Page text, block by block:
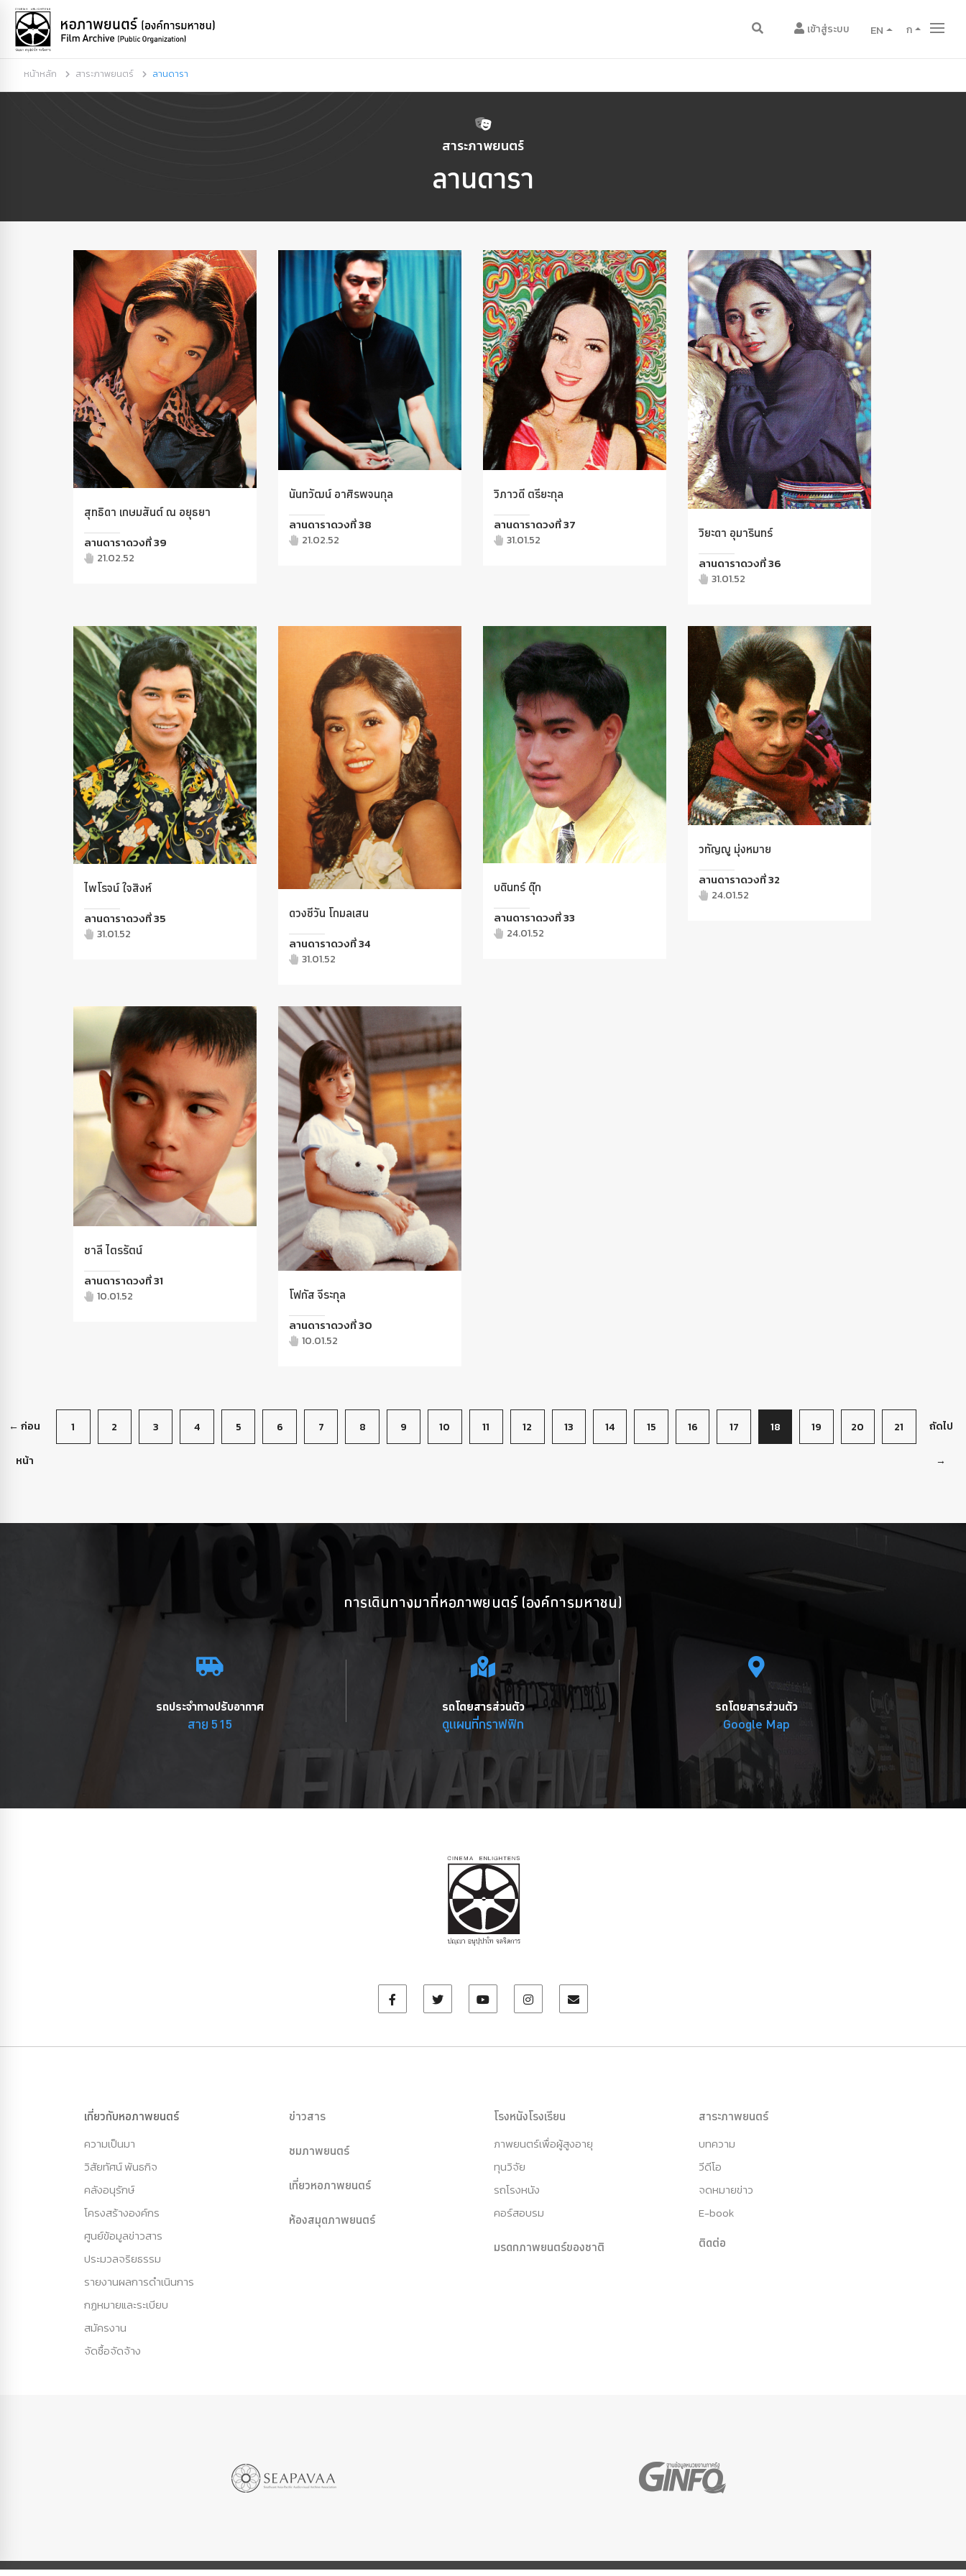
เข้าสู่ระบบ EN ก
หน้าหลัก สาระภาพยนตร์ ลานดารา
สาระภาพยนตร์
ลานดารา
สุทธิดา เกษมสันต์ ณ อยุธยา
ลานดาราดวงที่ 39
21.02.52
นันทวัฒน์ อาศิรพจนกุล
ลานดาราดวงที่ 38
21.02.52
วิภาวดี ตรียะกุล
ลานดาราดวงที่ 37
31.01.52 วิยะดา อุมารินทร์
ลานดาราดวงที่ 36
31.01.52
ไพโรจน์ ใจสิงห์
ลานดาราดวงที่ 35
31.01.52
ดวงชีวัน โกมลเสน
ลานดาราดวงที่ 34
31.01.52
บดินทร์ ดุ๊ก
ลานดาราดวงที่ 33
24.01.52
วทัญญู มุ่งหมาย
ลานดาราดวงที่ 32
24.01.52
ชาลี ไตรรัตน์
ลานดาราดวงที่ 31
10.01.52 โฟกัส จีระกุล
ลานดาราดวงที่ 30
10.01.52
← ก่อน
หน้า
1 2 3 4 5 6 7 8 9 10 11 12 13 14 15 16 17 18 19 20 21 ถัดไป
→
การเดินทางมาที่หอภาพยนตร์ (องค์การมหาชน)
รถประจำทางปรับอากาศ
สาย 515
รถโดยสารส่วนตัว
ดูแผนที่กราฟฟิก
รถโดยสารส่วนตัว
Google Map
เกี่ยวกับหอภาพยนตร์
ความเป็นมา
วิสัยทัศน์ พันธกิจ
คลังอนุรักษ์
โครงสร้างองค์กร
ศูนย์ข้อมูลข่าวสาร
ประมวลจริยธรรม
รายงานผลการดำเนินการ
กฏหมายและระเบียบ
สมัครงาน
จัดซื้อจัดจ้าง
ข่าวสาร
ชมภาพยนตร์
เที่ยวหอภาพยนตร์
ห้องสมุดภาพยนตร์
โรงหนังโรงเรียน
ภาพยนตร์เพื่อผู้สูงอายุ
ทุนวิจัย
รถโรงหนัง
คอร์สอบรม
มรดกภาพยนตร์ของชาติ
สาระภาพยนตร์
บทความ
วีดีโอ
จดหมายข่าว
E-book
ติดต่อ